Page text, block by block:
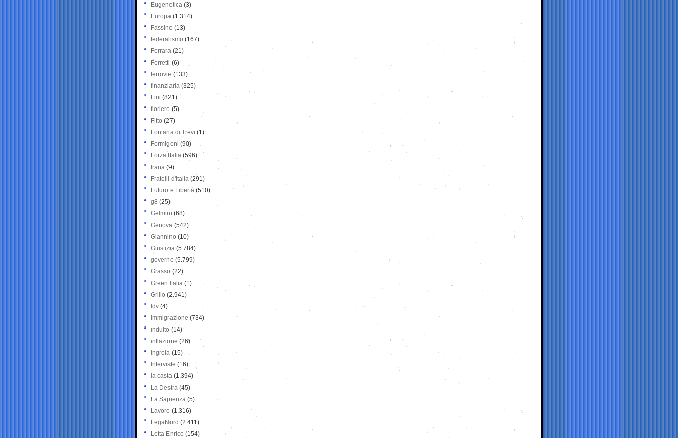
Eugenetica (3)
Europa (1.314)
Fassino (13)
federalismo (167)
Ferrara (21)
Ferretti (6)
ferrovie (133)
finanziaria (325)
Fini (821)
fioriere (5)
Fitto (27)
Fontana di Trevi (1)
Formigoni (90)
Forza Italia (596)
frana (9)
Fratelli d'Italia (291)
Futuro e Libertà (510)
g8 (25)
Gelmini (68)
Genova (542)
Giannino (10)
Giustizia (5.784)
governo (5.799)
Grasso (22)
Green Italia (1)
Grillo (2.941)
Idv (4)
Immigrazione (734)
indulto (14)
inflazione (26)
Ingroia (15)
Interviste (16)
la casta (1.394)
La Destra (45)
La Sapienza (5)
Lavoro (1.316)
LegaNord (2.411)
Letta Enrico (154)